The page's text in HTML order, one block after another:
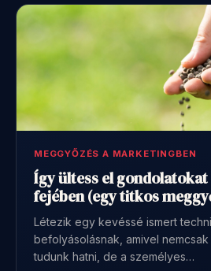
MEGGYŐZÉS A MARKETINGBEN
Így ültess el
fejében (egy titkos
Létezik egy kevéssé ismert
befolyásolásnak, amivel
tudunk hatni, de a személyes…